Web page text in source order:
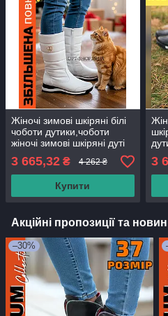
Жіночі зимові шкіряні білі
чоботи дутики,чоботи
жіночі зимові шкіряні дуті
спортивні на хутрі
3 665,32 ₴ 4 262 ₴
Купити
3
Акційні пропозиції та
–30%